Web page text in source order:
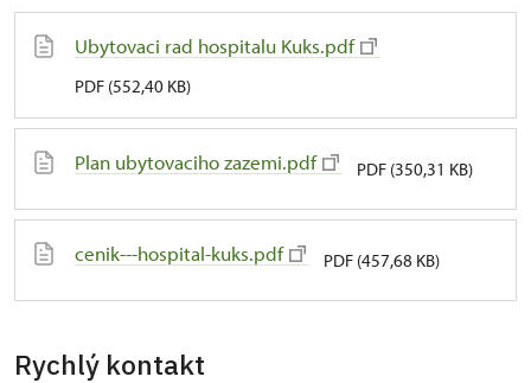
Ubytovaci rad hospitalu Kuks.pdf
PDF (552,40 KB)
Plan ubytovaciho zazemi.pdf PDF (350,31 KB)
cenik---hospital-kuks.pdf PDF (457,68 KB)
Rychlý kontakt